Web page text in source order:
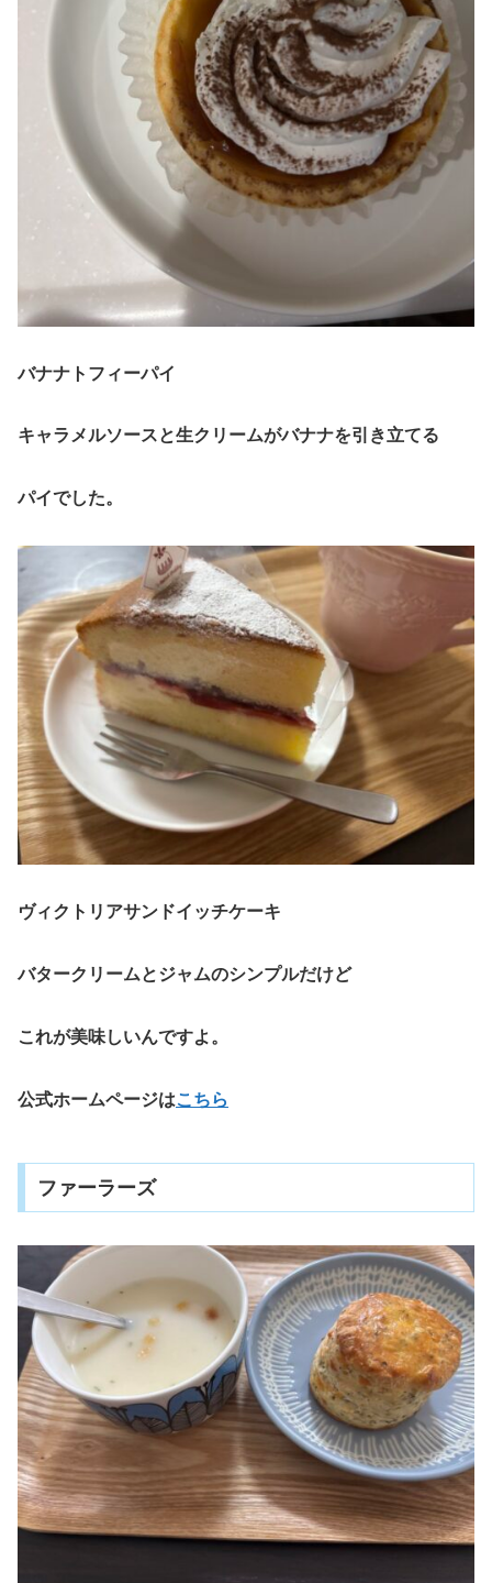
バナナトフィーパイ
キャラメルソースと生クリームがバナナを引き立てる
パイでした。
ヴィクトリアサンドイッチケーキ
バタークリームとジャムのシンプルだけど
これが美味しいんですよ。
公式ホームページはこちら
ファーラーズ